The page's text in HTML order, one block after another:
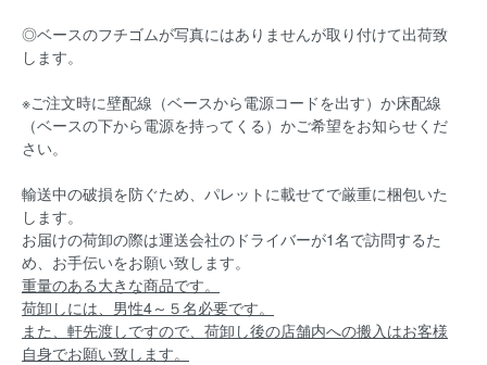
◎ベースのフチゴムが写真にはありませんが取り付けて出荷致
します。
※ご注文時に壁配線（ベースから電源コードを出す）か床配線
（ベースの下から電源を持ってくる）かご希望をお知らせくだ
さい。
輸送中の破損を防ぐため、パレットに載せてで厳重に梱包いた
します。
お届けの荷卸の際は運送会社のドライバーが1名で訪問するた
め、お手伝いをお願い致します。
重量のある大きな商品です。
荷卸しには、男性4～５名必要です。
また、軒先渡しですので、荷卸し後の店舗内への搬入はお客様
自身でお願い致します。